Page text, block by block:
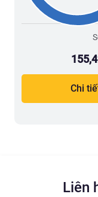
Chi
Liên